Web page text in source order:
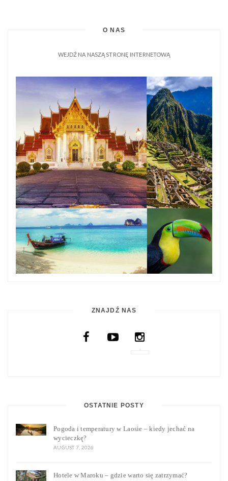
O NAS
WEJDŹ NA NASZĄ STRONĘ INTERNETOWĄ
ZNAJDŹ NAS
OSTATNIE POSTY
Pogoda i temperatury w Laosie – kiedy jechać na
wycieczkę?
AUGUST 7, 2026
Hotele w Maroku – gdzie warto się zatrzymać?